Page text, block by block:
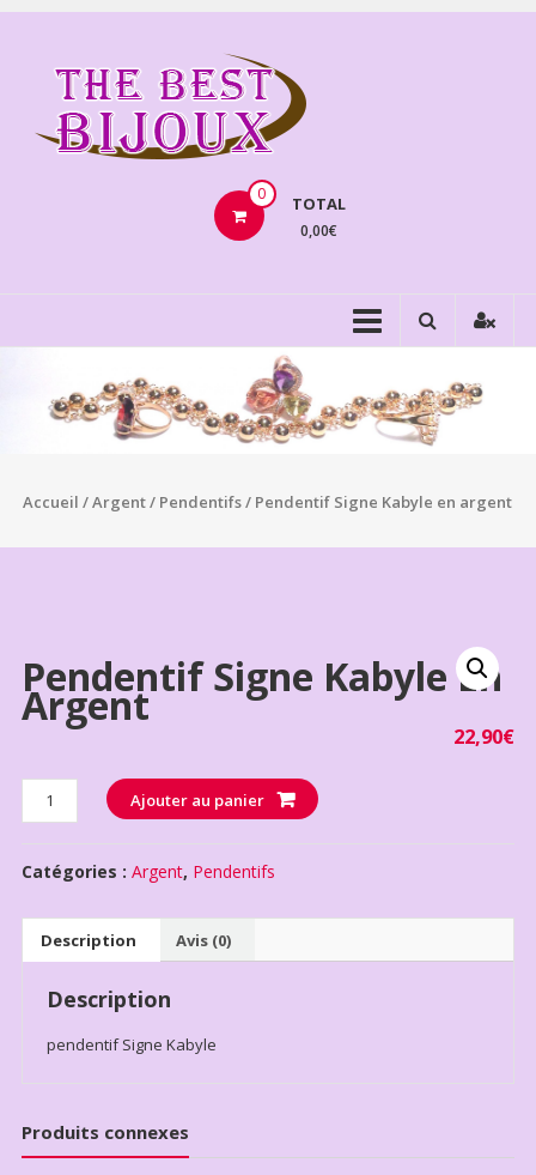
Aller
contenu
0 TOTAL
0,00€
Accueil /Argent/ Pendentifs/ Pendentif Signe Kabyle en argent
Pendentif Signe Kabyle En
Argent
22,90€
Quantité Ajouter au panier
Catégories : Argent, Pendentifs
Description Avis (0)
Description
pendentif Signe Kabyle
Produits connexes